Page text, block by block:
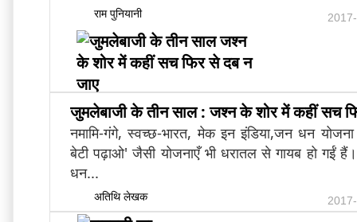
राम पुनियानी
जुमलेबाजी के तीन साल : जश्न के शोर में कहीं सच
नमामि-गंगे, स्वच्छ-भारत, मेक इन इंडिया,जन धन
बेटी पढ़ाओ' जैसी योजनाएँ भी धरातल से गायब हो गईं
धन...
अतिथि लेखक